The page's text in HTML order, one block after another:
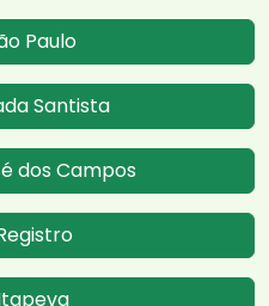
Paulo
Santista
dos Campos